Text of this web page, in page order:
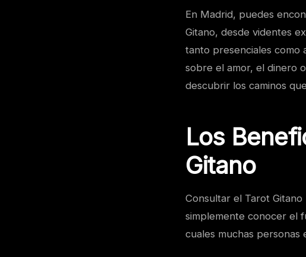
En Madrid, puedes
Gitano, desde videntes
tanto presenciales como
sobre el amor, el dinero
descubrir los caminos
Los
Gitano
Consultar el Tarot
simplemente conocer el
cuales muchas personas